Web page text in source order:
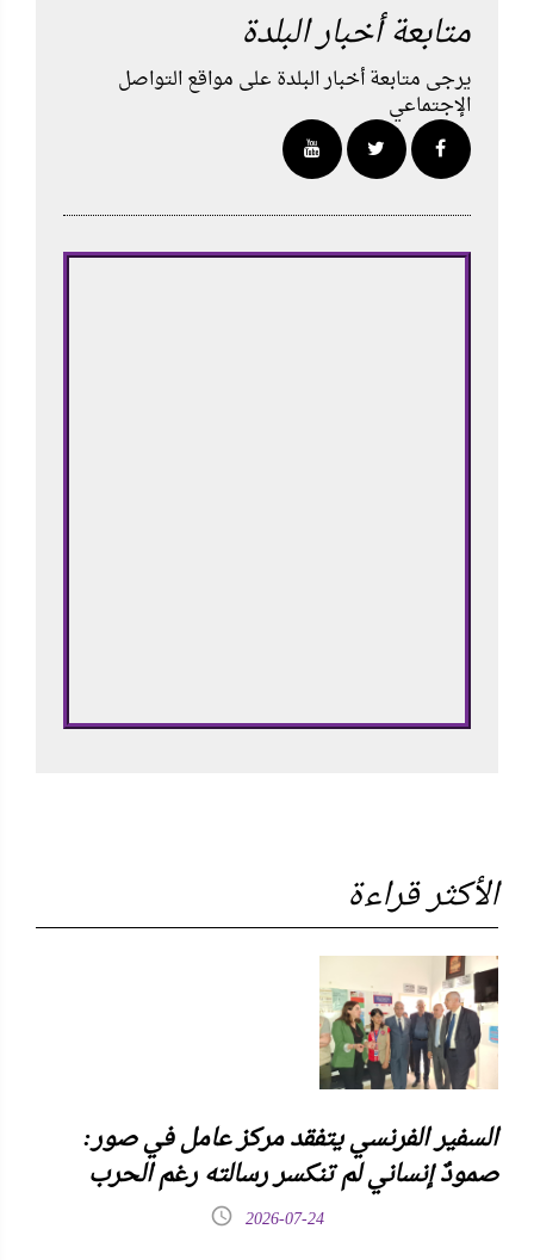
متابعة أخبار البلدة
يرجى متابعة أخبار البلدة على مواقع التواصل
الإجتماعي
الأكثر قراءة
السفير الفرنسي يتفقد مركز عامل في صور:
صمودٌ إنساني لم تنكسر رسالته رغم الحرب
2026-07-24